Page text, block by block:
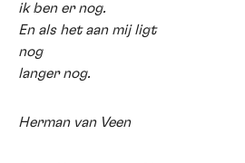
ik ben er nog.
En als het aan mij ligt
nog
langer nog.
Herman van Veen